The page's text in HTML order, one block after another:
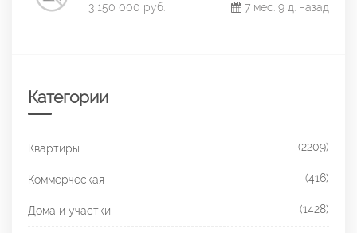
3 150 000 руб.
7 мес. 9 д. назад
Категории
Квартиры (2209)
Коммерческая (416)
Дома и участки (1428)